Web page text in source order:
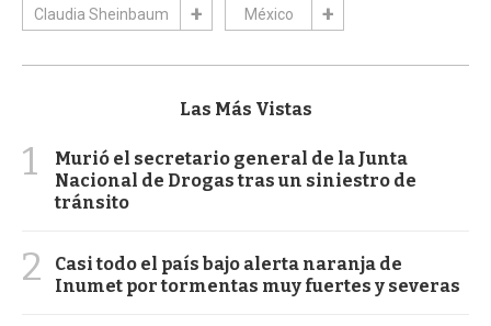
Claudia Sheinbaum México
Las Más Vistas
1
Murió el secretario general de la Junta
Nacional de Drogas tras un siniestro de
tránsito
2
Casi todo el país bajo alerta naranja de
Inumet por tormentas muy fuertes y severas